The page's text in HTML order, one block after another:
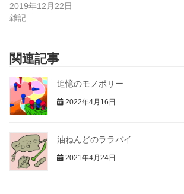
2019年12月22日
雑記
関連記事
追憶のモノポリー
2022年4月16日
油ねんどのララバイ
2021年4月24日